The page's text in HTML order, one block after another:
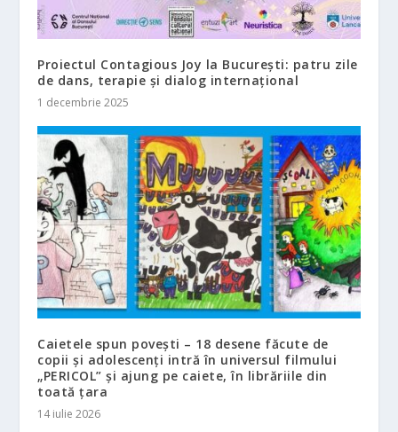
Proiectul Contagious Joy la București: patru zile
de dans, terapie și dialog internațional
1 decembrie 2025
Caietele spun povești – 18 desene făcute de
copii și adolescenți intră în universul filmului
„PERICOL” și ajung pe caiete, în librăriile din
toată țara
14 iulie 2026